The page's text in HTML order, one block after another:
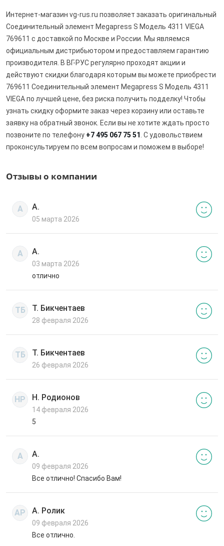
Интернет-магазин vg-rus.ru позволяет заказать оригинальный
Соединительный элемент Megapress S Модель 4311 VIEGA
769611 с доставкой по Москве и России. Мы являемся
официальным дистрибьютором и предоставляем гарантию
производителя. В ВГ-РУС регулярно проходят акции и
действуют скидки благодаря которым вы можете приобрести
769611 Соединительный элемент Megapress S Модель 4311
VIEGA по лучшей цене, без риска получить подделку! Чтобы
узнать скидку оформите заказ через корзину или оставьте
заявку на обратный звонок. Если вы не хотите ждать просто
позвоните по телефону +7 495 067 75 51 . С удовольствием
проконсультируем по всем вопросам и поможем в выборе!
Отзывы о компании
А А.
05 марта 2026
А А.
03 марта 2026
отлично
ТБ Т. Бикчентаев
28 февраля 2026
ТБ Т. Бикчентаев
26 февраля 2026
НР Н. Родионов
14 февраля 2026
5
А А.
09 февраля 2026
Все отлично! Спасибо Вам!
АР А. Ролик
09 февраля 2026
Все отлично.